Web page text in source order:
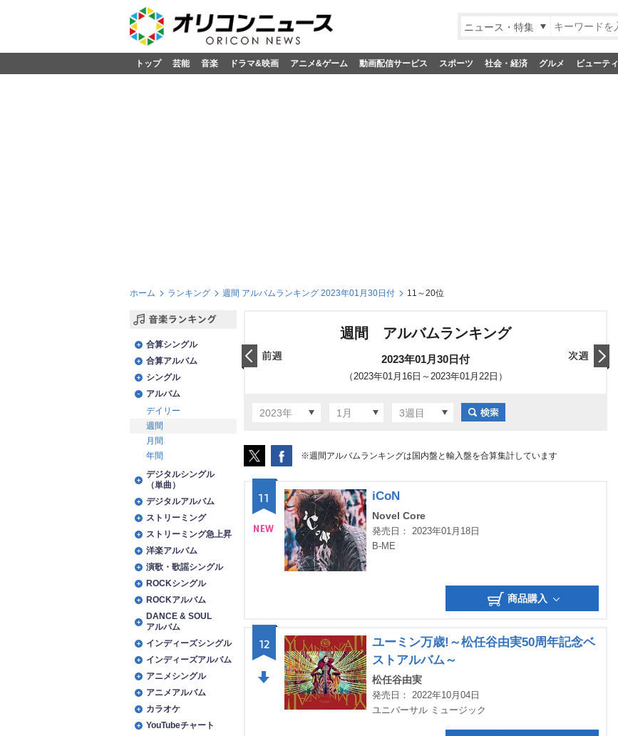
ニュース・特集
トップ 芸能 音楽 ドラマ&映画 アニメ&ゲーム 動画配信サービス スポーツ 社会・経済 グルメ ビューティ
ホーム ランキング 週間 アルバムランキング 2023年01月30日付 11～20位
週間 アルバムランキング
2023年01月30日付
（2023年01月16日～2023年01月22日）
2023年 1月 3週目
※週間アルバムランキングは国内盤と輸入盤を合算集計しています
11 iCoN
Novel Core
発売日： 2023年01月18日
B-ME
商品購入
12
ユーミン万歳!～松任谷由実50周年記念ベ
ストアルバム～
松任谷由実
発売日： 2022年10月04日
ユニバーサル ミュージック
合算シングル
合算アルバム
シングル
アルバム
デイリー
週間
月間
年間
デジタルシングル
（単曲）
デジタルアルバム
ストリーミング
ストリーミング急上昇
洋楽アルバム
演歌・歌謡シングル
ROCKシングル
ROCKアルバム
DANCE & SOUL
アルバム
インディーズシングル
インディーズアルバム
アニメシングル
アニメアルバム
カラオケ
YouTubeチャート